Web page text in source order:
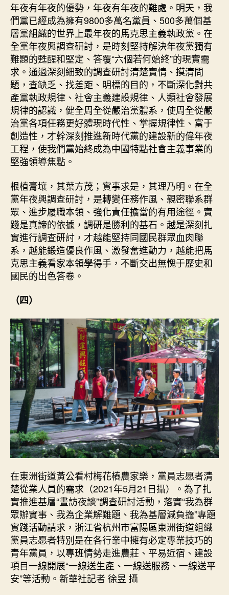
年夜有年夜的優勢，年夜有年夜的難處。明天，我
們黨已經成為擁有9800多萬名黨員、500多萬個基
層黨組織的世界上最年夜的馬克思主義執政黨。在
全黨年夜興調查研討，是時刻堅持解決年夜黨獨有
難題的甦醒和堅定、答覆“六個若何始終”的現實需
求。通過深刻細致的調查研討清楚實情、摸清問
題，查缺乏、找差距、明標的目的，不斷深化對共
產黨執政規律、社會主義建設規律、人類社會發展
規律的認識，健全周全從嚴治黨體系，使周全從嚴
治黨各項任務更好體現時代性、掌握規律性、富于
創造性，才幹深刻推進新時代黨的建設新的偉年夜
工程，使我們黨始終成為中國特點社會主義事業的
堅強領導焦點。
根植膏壤，其葉方茂；實事求是，其理乃明。在全
黨年夜興調查研討，是轉變任務作風、親密聯系群
眾、進步履職本領、強化責任擔當的有用途徑。實
踐是真諦的依據，調研是勝利的基石。越是深刻扎
實進行調查研討，才越能堅持同國民群眾血肉聯
系，越能鍛造優良作風、激發奮進動力，越能把馬
克思主義看家本領學得手，不斷交出無愧于歷史和
國民的出色答卷。
（四）
在東洲街道黃公看村梅花樁農家樂，黨員志愿者清
楚從業人員的需求（2021年5月21日攝）。為了扎
實推進基層“晝訪夜談”調查研討活動，落實“我為群
眾辦實事、我為企業解難題、我為基層減負擔”專題
實踐活動請求，浙江省杭州市富陽區東洲街道組織
黨員志愿者特別是在各行業中擁有必定專業技巧的
青年黨員，以專班情勢走進農莊、平易近宿、建設
項目一線開展“一線送生產、一線送服務、一線送平
安”等活動。新華社記者 徐昱 攝